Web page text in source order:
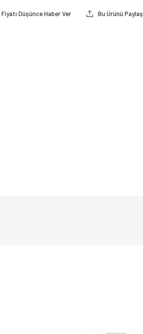
Fiyatı Düşünce Haber Ver Bu Ürünü Paylaş